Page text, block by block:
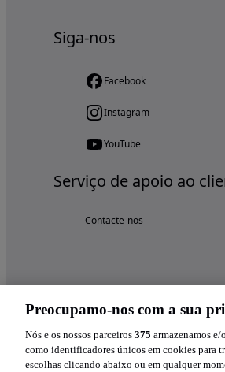
Siga-nos
Facebook
Instagram
YouTube
Serviço de apoio ao
Contacte-nos
Preocupamo-nos com a sua
Nós e os nossos parceiros 375 armazenamos
como identificadores únicos em cookies para
escolhas clicando abaixo ou em qualquer